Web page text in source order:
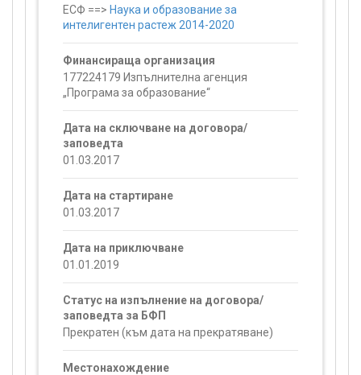
ЕСФ ==> Наука и образование за
интелигентен растеж 2014-2020
Финансираща организация
177224179 Изпълнителна агенция
„Програма за образование“
Дата на сключване на договора/
заповедта
01.03.2017
Дата на стартиране
01.03.2017
Дата на приключване
01.01.2019
Статус на изпълнение на договора/
заповедта за БФП
Прекратен (към дата на прекратяване)
Местонахождение